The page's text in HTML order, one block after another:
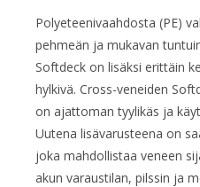
Polyeteenivaahdosta (PE)
pehmeän ja mukavan
Softdeck on lisäksi erittäin
hylkivä. Cross-veneiden
on ajattoman tyylikäs ja
Uutena lisävarusteena on
joka mahdollistaa veneen
akun varaustilan, pilssin ja